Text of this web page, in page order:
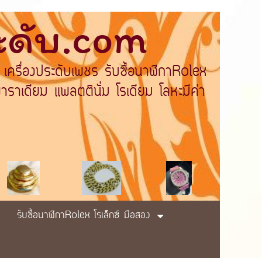
ดับ.com
ครื่องประดับเพชร รับซื้อนาฬิกาRolex
าเดียม แพลตตินั่ม โรเดียม โลหะมีค่า
รับซื้อนาฬิกาRolex โรเล็กซ์ มือสอง